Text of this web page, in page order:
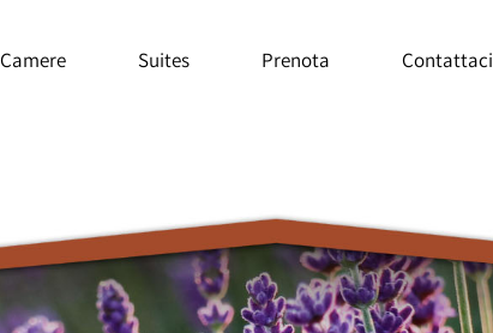
Camere Suites Prenota Contattaci